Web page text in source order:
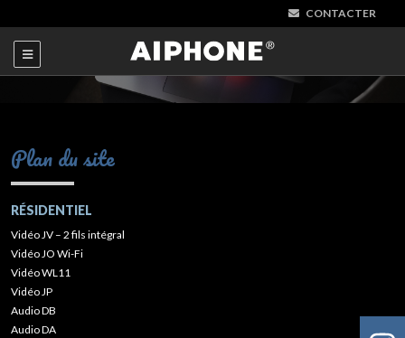
CONTACTER
Plan du site
RÉSIDENTIEL
Vidéo JV – 2 fils intégral
Vidéo JO Wi-Fi
Vidéo WL11
Vidéo JP
Audio DB
Audio DA